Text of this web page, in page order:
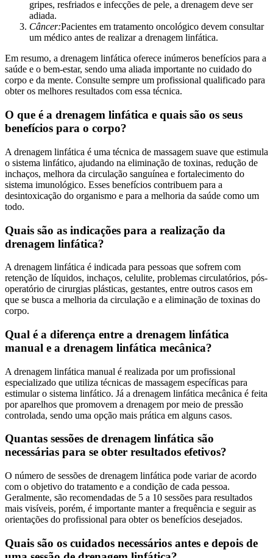
gripes, resfriados e infecções de pele, a drenagem deve ser
adiada.
Câncer:Pacientes em tratamento oncológico devem consultar
um médico antes de realizar a drenagem linfática.
Em resumo, a drenagem linfática oferece inúmeros benefícios para a
saúde e o bem-estar, sendo uma aliada importante no cuidado do
corpo e da mente. Consulte sempre um profissional qualificado para
obter os melhores resultados com essa técnica.
O que é a drenagem linfática e quais são os seus
benefícios para o corpo?
A drenagem linfática é uma técnica de massagem suave que estimula
o sistema linfático, ajudando na eliminação de toxinas, redução de
inchaços, melhora da circulação sanguínea e fortalecimento do
sistema imunológico. Esses benefícios contribuem para a
desintoxicação do organismo e para a melhoria da saúde como um
todo.
Quais são as indicações para a realização da
drenagem linfática?
A drenagem linfática é indicada para pessoas que sofrem com
retenção de líquidos, inchaços, celulite, problemas circulatórios, pós-
operatório de cirurgias plásticas, gestantes, entre outros casos em
que se busca a melhoria da circulação e a eliminação de toxinas do
corpo.
Qual é a diferença entre a drenagem linfática
manual e a drenagem linfática mecânica?
A drenagem linfática manual é realizada por um profissional
especializado que utiliza técnicas de massagem específicas para
estimular o sistema linfático. Já a drenagem linfática mecânica é feita
por aparelhos que promovem a drenagem por meio de pressão
controlada, sendo uma opção mais prática em alguns casos.
Quantas sessões de drenagem linfática são
necessárias para se obter resultados efetivos?
O número de sessões de drenagem linfática pode variar de acordo
com o objetivo do tratamento e a condição de cada pessoa.
Geralmente, são recomendadas de 5 a 10 sessões para resultados
mais visíveis, porém, é importante manter a frequência e seguir as
orientações do profissional para obter os benefícios desejados.
Quais são os cuidados necessários antes e depois de